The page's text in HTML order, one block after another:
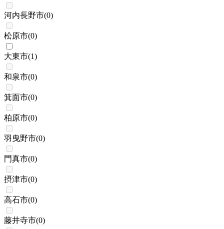
河内長野市(0)
松原市(0)
大東市(1)
和泉市(0)
箕面市(0)
柏原市(0)
羽曳野市(0)
門真市(0)
摂津市(0)
高石市(0)
藤井寺市(0)